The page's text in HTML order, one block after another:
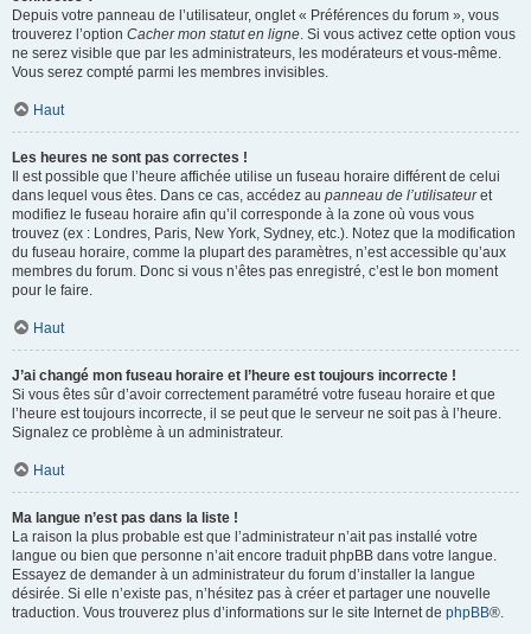
Depuis votre panneau de l’utilisateur, onglet « Préférences du forum », vous
trouverez l’option Cacher mon statut en ligne. Si vous activez cette option vous
ne serez visible que par les administrateurs, les modérateurs et vous-même.
Vous serez compté parmi les membres invisibles.
Haut
Les heures ne sont pas correctes !
Il est possible que l’heure affichée utilise un fuseau horaire différent de celui
dans lequel vous êtes. Dans ce cas, accédez au panneau de l’utilisateuret
modifiez le fuseau horaire afin qu’il corresponde à la zone où vous vous
trouvez (ex : Londres, Paris, New York, Sydney, etc.). Notez que la modification
du fuseau horaire, comme la plupart des paramètres, n’est accessible qu’aux
membres du forum. Donc si vous n’êtes pas enregistré, c’est le bon moment
pour le faire.
Haut
J’ai changé mon fuseau horaire et l’heure est toujours incorrecte !
Si vous êtes sûr d’avoir correctement paramétré votre fuseau horaire et que
l’heure est toujours incorrecte, il se peut que le serveur ne soit pas à l’heure.
Signalez ce problème à un administrateur.
Haut
Ma langue n’est pas dans la liste !
La raison la plus probable est que l’administrateur n’ait pas installé votre
langue ou bien que personne n’ait encore traduit phpBB dans votre langue.
Essayez de demander à un administrateur du forum d’installer la langue
désirée. Si elle n’existe pas, n’hésitez pas à créer et partager une nouvelle
traduction. Vous trouverez plus d’informations sur le site Internet de phpBB®.